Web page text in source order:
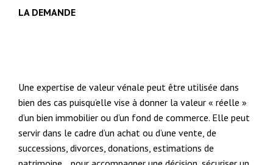
LA DEMANDE
Une expertise de valeur vénale peut être utilisée dans
bien des cas puisqu’elle vise à donner la valeur « réelle »
d’un bien immobilier ou d’un fond de commerce. Elle peut
servir dans le cadre d’un achat ou d’une vente, de
successions, divorces, donations, estimations de